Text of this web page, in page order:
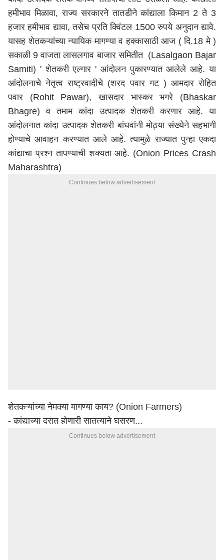
हमीभाव मिळावा, राज्य सरकारने तातडीने कांद्याला किमान 2 ते 3
हजार हमीभाव द्यावा, तसेच प्रति क्विंटल 1500 रुपये अनुदान द्यावे.
यासह शेतकऱ्यांच्या न्यायिक मागण्या व हक्कासाठी आज ( दि.18 मे )
सकाळी 9 वाजता लासलगाव बाजार समितीत (Lasalgaon Bajar
Samiti) ' शेतकरी एल्गार ' आंदोलन पुकारण्यात आलेले आहे. या
आंदोलनाचे नेतृत्व राष्ट्रवादीचे (शरद पवार गट ) आमदाररोहित
पवार (Rohit Pawar),खासदार भास्कर भगरे (Bhaskar
Bhagre)व तमाम कांदा उत्पादक शेतकरी करणार आहे. या
आंदोलनात कांदा उत्पादक शेतकरी बांधवांनी मोठ्या संख्येने सहभागी
होण्याचे आवाहन करण्यात आले आहे.त्यामुळे राज्यात पुन्हा एकदा
कांद्याचा प्रश्नतापण्याची शक्यता आहे. (Onion Prices Crash
Maharashtra)
Continues below advertisement
शेतकऱ्यांच्या नेमक्या मागण्या काय? (Onion Farmers)
- कांद्याच्या दरात होणारी सातत्याने घसरण...
Continues below advertisement